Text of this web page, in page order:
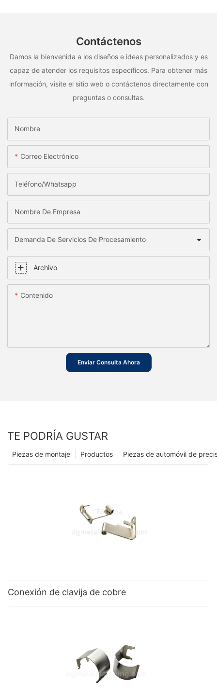
Contáctenos
Damos la bienvenida a los diseños e ideas personalizados y es
capaz de atender los requisitos específicos. Para obtener más
información, visite el sitio web o contáctenos directamente con
preguntas o consultas.
Nombre
Correo Electrónico
Teléfono/whatsapp
Nombre De Empresa
Demanda De Servicios De Procesamiento
Archivo
Contenido
Enviar Consulta Ahora
TE PODRÍA GUSTAR
Piezas de automóvil de
Productos
Piezas de montaje
Conexión de clavija de cobre